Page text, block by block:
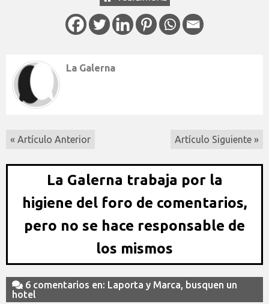
La Galerna
« Artículo Anterior Artículo Siguiente »
La Galerna trabaja por la
higiene del foro de comentarios,
pero no se hace responsable de
los mismos
6 comentarios en: Laporta y Marca, busquen un
hotel